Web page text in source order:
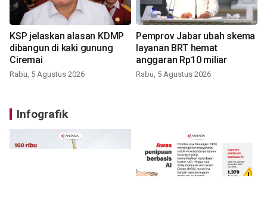
KSP jelaskan alasan KDMP
dibangun di kaki gunung
Ciremai
Rabu, 5 Agustus 2026
Pemprov Jabar ubah skema
layanan BRT hemat
anggaran Rp10 miliar
Rabu, 5 Agustus 2026
Infografik